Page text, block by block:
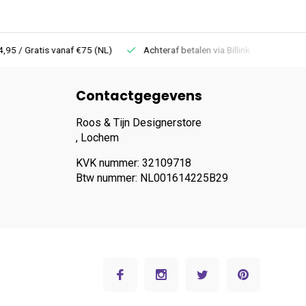
vanaf €75 (NL) Achteraf betalen via Billink
Contactgegevens
Roos & Tijn Designerstore
, Lochem
KVK nummer: 32109718
Btw nummer: NL001614225B29